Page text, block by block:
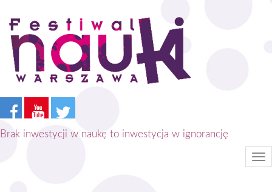
Przejdź
treści
Brak inwestycji w naukę to inwestycja w ignorancję